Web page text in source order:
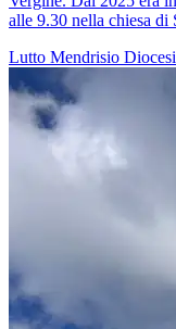
alle 9.30 nella chiesa di
Lutto Mendrisio